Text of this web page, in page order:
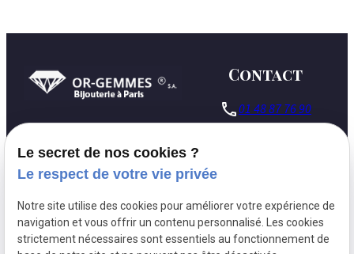
Contact
phone01 48 87 76 90
schedule
09h30 - 18h00
Le secret de nos cookies ?
Le respect de votre vie privée
Notre site utilise des cookies pour améliorer votre expérience de
navigation et vous offrir un contenu personnalisé. Les cookies
strictement nécessaires sont essentiels au fonctionnement de